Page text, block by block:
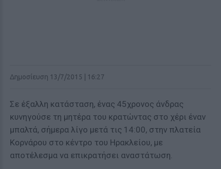
Δημοσίευση 13/7/2015 | 16:27
Σε έξαλλη κατάσταση, ένας 45χρονος άνδρας
κυνηγούσε τη μητέρα του κρατώντας στο χέρι έναν
μπαλτά, σήμερα λίγο μετά τις 14:00, στην πλατεία
Κορνάρου στο κέντρο του Ηρακλείου, με
αποτέλεσμα να επικρατήσει αναστάτωση.